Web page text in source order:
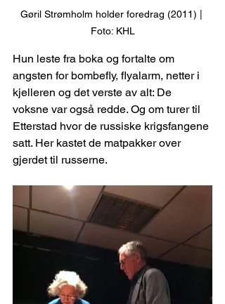
Gøril Strømholm holder foredrag (2011) |
Foto: KHL
Hun leste fra boka og fortalte om
angsten for bombefly, flyalarm, netter i
kjelleren og det verste av alt: De
voksne var også redde. Og om turer til
Etterstad hvor de russiske krigsfangene
satt. Her kastet de matpakker over
gjerdet til russerne.